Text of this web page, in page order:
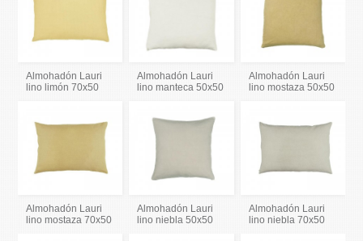
Almohadón Lauri
lino limón 70x50
Almohadón Lauri
lino manteca 50x50
Almohadón Lauri
lino mostaza 50x50
Almohadón Lauri
lino mostaza 70x50
Almohadón Lauri
lino niebla 50x50
Almohadón Lauri
lino niebla 70x50